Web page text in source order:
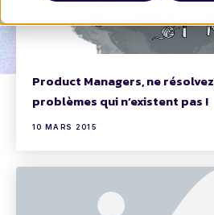
Product Managers, ne
problèmes qui n’existent pas !
10 MARS 2015